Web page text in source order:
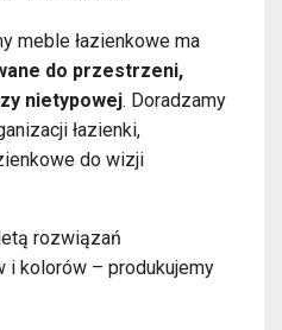
meble łazienkowe ma
do przestrzeni,
nietypowej. Doradzamy
łazienki,
do wizji
rozwiązań
i kolorów – produkujemy